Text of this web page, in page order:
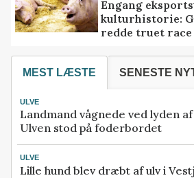
Engang
kulturhistorie:
redde truet race
MEST LÆSTE SENESTE
ULVE
Landmand vågnede ved lyden
Ulven stod på foderbordet
ULVE
Lille hund blev dræbt af ulv i